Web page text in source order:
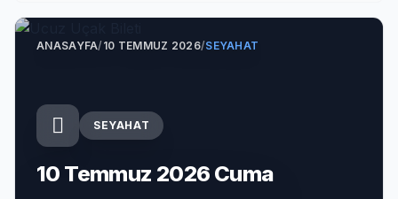
ANASAYFA/10 TEMMUZ 2026/SEYAHAT
SEYAHAT
10 Temmuz 2026 Cuma